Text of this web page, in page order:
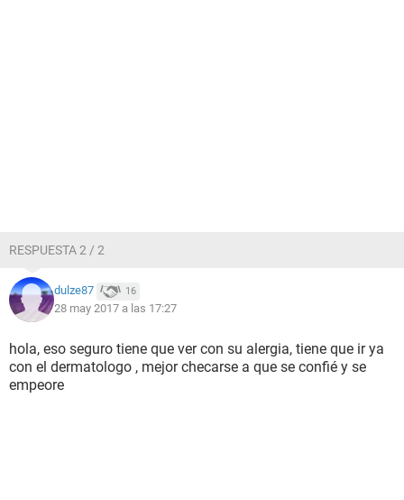
RESPUESTA 2 / 2
dulze87 16
28 may 2017 a las 17:27
hola, eso seguro tiene que ver con su alergia, tiene que ir ya
con el dermatologo , mejor checarse a que se confié y se
empeore